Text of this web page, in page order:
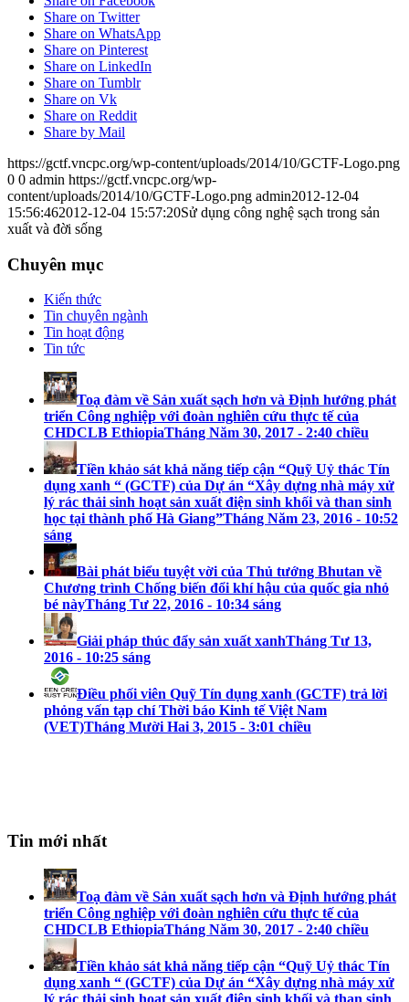
Share on Twitter
Share on WhatsApp
Share on Pinterest
Share on LinkedIn
Share on Tumblr
Share on Vk
Share on Reddit
Share by Mail
https://gctf.vncpc.org/wp-content/uploads/2014/10/GCTF-Logo.png
0 0 admin https://gctf.vncpc.org/wp-
content/uploads/2014/10/GCTF-Logo.png admin2012-12-04
15:56:462012-12-04 15:57:20Sử dụng công nghệ sạch trong sản
xuất và đời sống
Chuyên mục
Kiến thức
Tin chuyên ngành
Tin hoạt động
Tin tức
Toạ đàm về Sản xuất sạch hơn và Định hướng phát
triển Công nghiệp với đoàn nghiên cứu thực tế của
CHDCLB EthiopiaTháng Năm 30, 2017 - 2:40 chiều
Tiền khảo sát khả năng tiếp cận “Quỹ Uỷ thác Tín
dụng xanh “ (GCTF) của Dự án “Xây dựng nhà máy xử
lý rác thải sinh hoạt sản xuất điện sinh khối và than sinh
học tại thành phố Hà Giang”Tháng Năm 23, 2016 - 10:52
sáng
Bài phát biểu tuyệt vời của Thủ tướng Bhutan về
Chương trình Chống biến đổi khí hậu của quốc gia nhỏ
bé nàyTháng Tư 22, 2016 - 10:34 sáng
Giải pháp thúc đẩy sản xuất xanhTháng Tư 13,
2016 - 10:25 sáng
Điều phối viên Quỹ Tín dụng xanh (GCTF) trả lời
phỏng vấn tạp chí Thời báo Kinh tế Việt Nam
(VET)Tháng Mười Hai 3, 2015 - 3:01 chiều
Tin mới nhất
Toạ đàm về Sản xuất sạch hơn và Định hướng phát
triển Công nghiệp với đoàn nghiên cứu thực tế của
CHDCLB EthiopiaTháng Năm 30, 2017 - 2:40 chiều
Tiền khảo sát khả năng tiếp cận “Quỹ Uỷ thác Tín
dụng xanh “ (GCTF) của Dự án “Xây dựng nhà máy xử
lý rác thải sinh hoạt sản xuất điện sinh khối và than sinh